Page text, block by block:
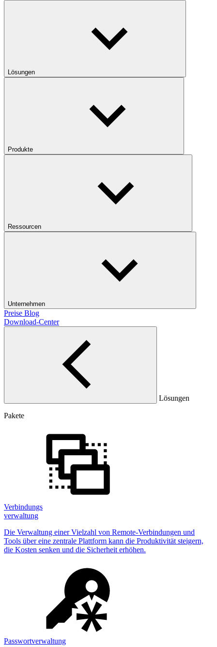
Lösungen
Produkte
Ressourcen
Unternehmen
Preise Blog
Download-Center
Lösungen
Pakete
Verbindungs
verwaltung
Die Verwaltung einer Vielzahl von Remote-Verbindungen und
Tools über eine zentrale Plattform kann die Produktivität steigern,
die Kosten senken und die Sicherheit erhöhen.
Passwortverwaltung